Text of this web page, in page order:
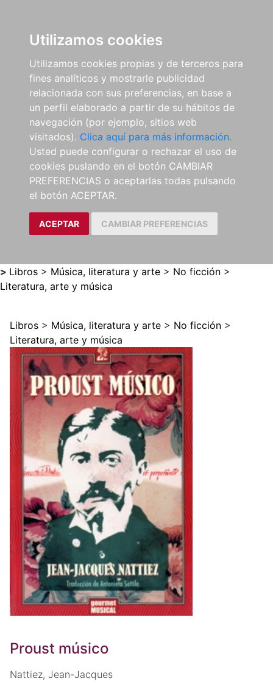
Utilizamos cookies
Utilizamos cookies propias y de terceros para
fines analíticos y mostrarle publicidad
relacionada con sus preferencias, en base a
un perfil elaborado a partir de su hábitos de
navegación (por ejemplo, sitios web
visitados). Clica aquí para más información.
Usted puede configurar o rechazar el uso de
cookies puslando en el botón CAMBIAR
PREFERENCIAS o aceptarlas todas pulsando
el botón ACEPTAR.
ACEPTAR CAMBIAR PREFERENCIAS
> Libros > Música, literatura y arte > No ficción >
Literatura, arte y música
Libros > Música, literatura y arte > No ficción >
Literatura, arte y música
Proust músico
Nattiez, Jean-Jacques